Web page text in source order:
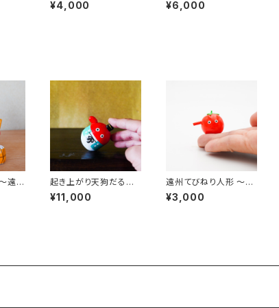
4.5cm
¥4,000
5cm
¥6,000
遠州
起き上がり天狗だるま
（中）｜高さ約7cm
¥11,000
遠州てびねり人形 〜ミ
ニトマト〜 ｜高さ約3c
m
¥3,000